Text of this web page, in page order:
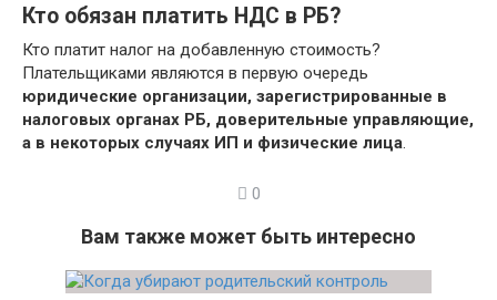
Кто обязан платить НДС в РБ?
Кто платит налог на добавленную стоимость?
Плательщиками являются в первую очередь
юридические организации, зарегистрированные в
налоговых органах РБ, доверительные управляющие,
а в некоторых случаях ИП и физические лица.
0
Вам также может быть интересно